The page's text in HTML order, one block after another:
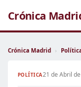
Crónica
Crónica Madrid ›
POLÍTICA21 de Abril